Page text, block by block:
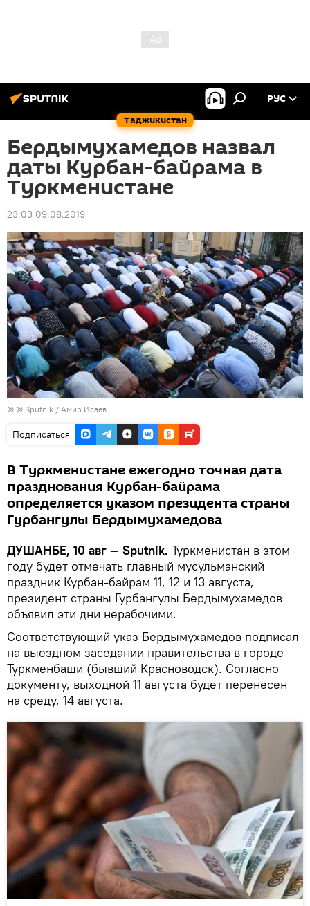
Таджикистан
РУС
Бердымухамедов назвал
даты Курбан-байрама в
Туркменистане
23:03 09.08.2019
© © Sputnik / Амир Исаев
Подписаться
В Туркменистане ежегодно точная дата
празднования Курбан-байрама
определяется указом президента страны
Гурбангулы Бердымухамедова
ДУШАНБЕ, 10 авг — Sputnik. Туркменистан в этом
году будет отмечать главный мусульманский
праздник Курбан-байрам 11, 12 и 13 августа,
президент страны Гурбангулы Бердымухамедов
объявил эти дни нерабочими.
Соответствующий указ Бердымухамедов подписал
на выездном заседании правительства в городе
Туркменбаши (бывший Красноводск). Согласно
документу, выходной 11 августа будет перенесен
на среду, 14 августа.